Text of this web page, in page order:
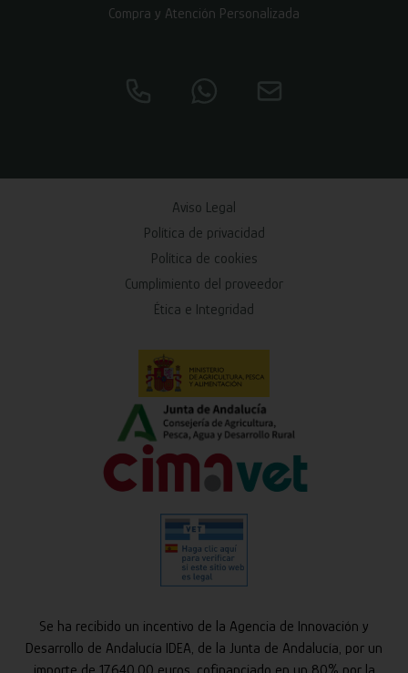
Compra y Atención Personalizada
Aviso Legal
Política de privacidad
Política de cookies
Cumplimiento del proveedor
Ética e Integridad
Se ha recibido un incentivo de la Agencia de Innovación y
Desarrollo de Andalucía IDEA, de la Junta de Andalucía, por un